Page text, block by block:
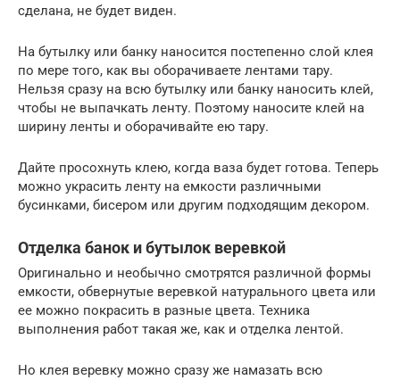
сделана, не будет виден.
На бутылку или банку наносится постепенно слой клея
по мере того, как вы оборачиваете лентами тару.
Нельзя сразу на всю бутылку или банку наносить клей,
чтобы не выпачкать ленту. Поэтому наносите клей на
ширину ленты и оборачивайте ею тару.
Дайте просохнуть клею, когда ваза будет готова. Теперь
можно украсить ленту на емкости различными
бусинками, бисером или другим подходящим декором.
Отделка банок и бутылок веревкой
Оригинально и необычно смотрятся различной формы
емкости, обвернутые веревкой натурального цвета или
ее можно покрасить в разные цвета. Техника
выполнения работ такая же, как и отделка лентой.
Но клея веревку можно сразу же намазать всю